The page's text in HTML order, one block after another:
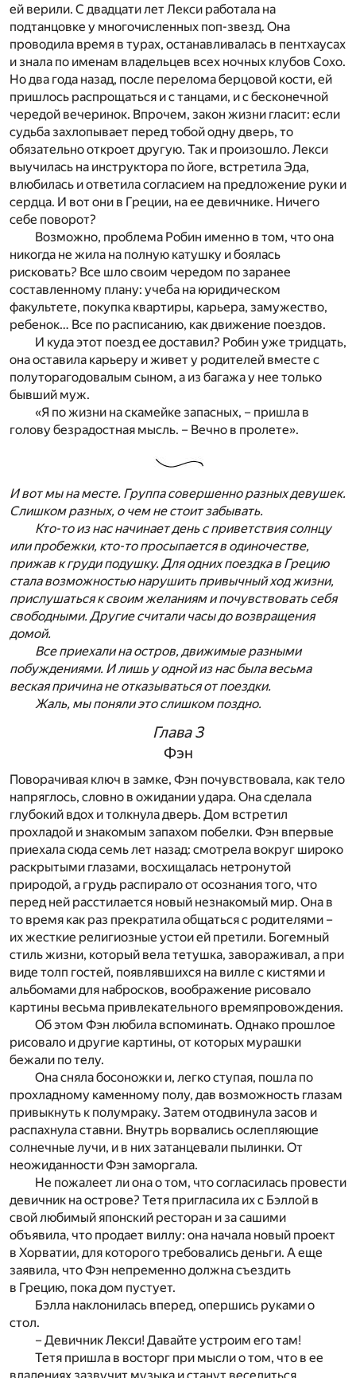
ей верили. С двадцати лет Лекси работала на
подтанцовке у многочисленных поп-звезд. Она
проводила время в турах, останавливалась в пентхаусах
и знала по именам владельцев всех ночных клубов Сохо.
Но два года назад, после перелома берцовой кости, ей
пришлось распрощаться и с танцами, и с бесконечной
чередой вечеринок. Впрочем, закон жизни гласит: если
судьба захлопывает перед тобой одну дверь, то
обязательно откроет другую. Так и произошло. Лекси
выучилась на инструктора по йоге, встретила Эда,
влюбилась и ответила согласием на предложение руки и
сердца. И вот они в Греции, на ее девичнике. Ничего
себе поворот?
Возможно, проблема Робин именно в том, что она
никогда не жила на полную катушку и боялась
рисковать? Все шло своим чередом по заранее
составленному плану: учеба на юридическом
факультете, покупка квартиры, карьера, замужество,
ребенок… Все по расписанию, как движение поездов.
И куда этот поезд ее доставил? Робин уже тридцать,
она оставила карьеру и живет у родителей вместе с
полуторагодовалым сыном, а из багажа у нее только
бывший муж.
«Я по жизни на скамейке запасных, – пришла в
голову безрадостная мысль. – Вечно в пролете».
И вот мы на месте. Группа совершенно разных девушек.
Слишком разных, о чем не стоит забывать.
Кто-то из нас начинает день с приветствия солнцу
или пробежки, кто-то просыпается в одиночестве,
прижав к груди подушку. Для одних поездка в Грецию
стала возможностью нарушить привычный ход жизни,
прислушаться к своим желаниям и почувствовать себя
свободными. Другие считали часы до возвращения
домой.
Все приехали на остров, движимые разными
побуждениями. И лишь у одной из нас была весьма
веская причина не отказываться от поездки.
Жаль, мы поняли это слишком поздно.
Глава 3
Фэн
Поворачивая ключ в замке, Фэн почувствовала, как тело
напряглось, словно в ожидании удара. Она сделала
глубокий вдох и толкнула дверь. Дом встретил
прохладой и знакомым запахом побелки. Фэн впервые
приехала сюда семь лет назад: смотрела вокруг широко
раскрытыми глазами, восхищалась нетронутой
природой, а грудь распирало от осознания того, что
перед ней расстилается новый незнакомый мир. Она в
то время как раз прекратила общаться с родителями –
их жесткие религиозные устои ей претили. Богемный
стиль жизни, который вела тетушка, завораживал, а при
виде толп гостей, появлявшихся на вилле с кистями и
альбомами для набросков, воображение рисовало
картины весьма привлекательного времяпровождения.
Об этом Фэн любила вспоминать. Однако прошлое
рисовало и другие картины, от которых мурашки
бежали по телу.
Она сняла босоножки и, легко ступая, пошла по
прохладному каменному полу, дав возможность глазам
привыкнуть к полумраку. Затем отодвинула засов и
распахнула ставни. Внутрь ворвались ослепляющие
солнечные лучи, и в них затанцевали пылинки. От
неожиданности Фэн заморгала.
Не пожалеет ли она о том, что согласилась провести
девичник на острове? Тетя пригласила их с Бэллой в
свой любимый японский ресторан и за сашими
объявила, что продает виллу: она начала новый проект
в Хорватии, для которого требовались деньги. А еще
заявила, что Фэн непременно должна съездить
в Грецию, пока дом пустует.
Бэлла наклонилась вперед, опершись руками о
стол.
– Девичник Лекси! Давайте устроим его там!
Тетя пришла в восторг при мысли о том, что в ее